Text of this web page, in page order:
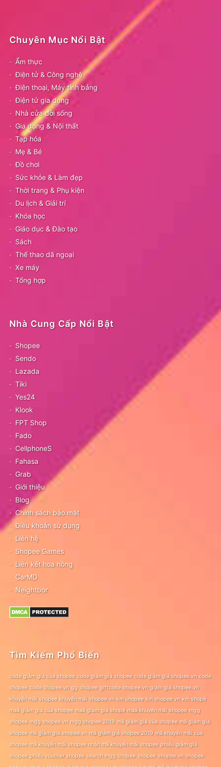
Chuyên Mục Nổi Bật
Ẩm thực
Điện tử & Công nghệ
Điện thoại, Máy tính bảng
Điện tử gia dụng
Nhà cửa đời sống
Gia dụng & Nội thất
Tạp hóa
Mẹ & Bé
Đồ chơi
Sức khỏe & Làm đẹp
Thời trang & Phụ kiện
Du lịch & Giải trí
Khóa học
Giáo dục & Đào tạo
Sách
Thể thao dã ngoại
Xe máy
Tổng hợp
Nhà Cung Cấp Nổi Bật
Shopee
Sendo
Lazada
Tiki
Yes24
Klook
FPT Shop
Fado
CellphoneS
Fahasa
Grab
Giới thiệu
Blog
Chính sách bảo mật
Điều khoản sử dụng
Liên hệ
Shopee Games
Liên kết hoa hồng
CarMD
Neightbor
Tìm Kiếm Phổ Biến
code giảm giá của shopee code giảm giá shopee code giảm giá shopee.vn code
shopee code shopee.vn gg shopee giftcode shopee.vn giảm giá shopee.vn
khuyến mãi shopee khuyến mãi shopee.vn km shopee km shopee vn km shopê
maã giảm giá của shopee maã giảm giá shopê maã khuyến mãi shopee mgg
shopee mgg shopee.vn mgg shopee 2019 mã giảm giá của shopee mã giảm giá
shopee mã giảm giá shopee.vn mã giảm giá shopee 2019 mã khuyến mãi của
shopee mã khuyến mãi shopee nhận mã khuyến mãi shopee phiếu giảm giá
shopee phiếu voucher shopee search mgg shopee shopee shopee.vn shopee